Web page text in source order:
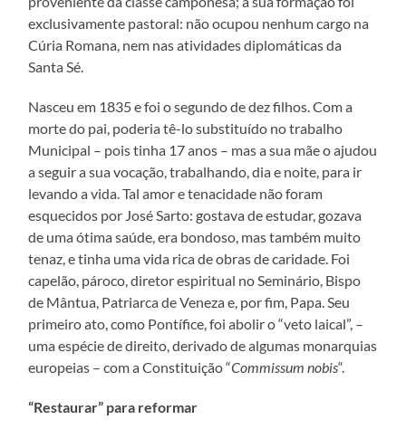
exclusivamente pastoral: não ocupou nenhum cargo na
Cúria Romana, nem nas atividades diplomáticas da
Santa Sé.
Nasceu em 1835 e foi o segundo de dez filhos. Com a
morte do pai, poderia tê-lo substituído no trabalho
Municipal – pois tinha 17 anos – mas a sua mãe o ajudou
a seguir a sua vocação, trabalhando, dia e noite, para ir
levando a vida. Tal amor e tenacidade não foram
esquecidos por José Sarto: gostava de estudar, gozava
de uma ótima saúde, era bondoso, mas também muito
tenaz, e tinha uma vida rica de obras de caridade. Foi
capelão, pároco, diretor espiritual no Seminário, Bispo
de Mântua, Patriarca de Veneza e, por fim, Papa. Seu
primeiro ato, como Pontífice, foi abolir o “veto laical”, –
uma espécie de direito, derivado de algumas monarquias
europeias – com a Constituição “Commissum nobis“.
“Restaurar” para reformar